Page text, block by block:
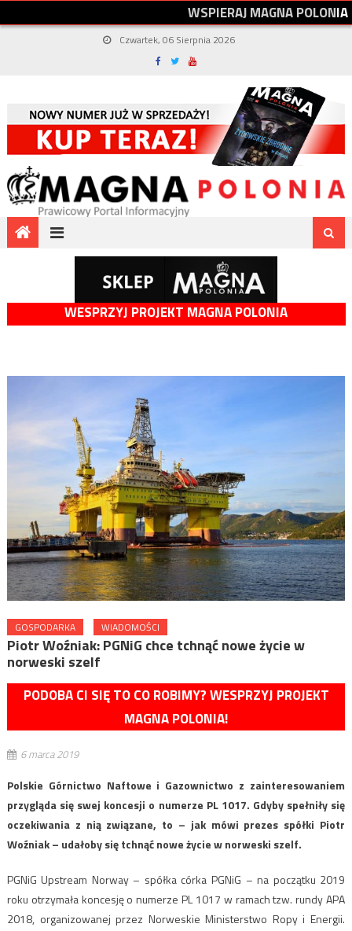
WSPIERAJMAGNAPOLONIA
Czwartek, 06 Sierpnia 2026
WESPRZYJ PROJEKT MAGNA POLONIA
GOSPODARKA WIADOMOŚCI
Piotr Woźniak: PGNiG chce tchnąć nowe życie w
norweski szelf
PODOBA CI SIĘ TO CO ROBIMY? WESPRZYJ PROJEKT
MAGNA POLONIA!
6 marca 2019
Polskie Górnictwo Naftowe i Gazownictwo z zainteresowaniem
przygląda się swej koncesji o numerze PL 1017. Gdyby spełniły się
oczekiwania z nią związane, to – jak mówi prezes spółki Piotr
Woźniak – udałoby się tchnąć nowe życie w norweski szelf.
PGNiG Upstream Norway – spółka córka PGNiG – na początku 2019
roku otrzymała koncesję o numerze PL 1017 w ramach tzw. rundy APA
2018, organizowanej przez Norweskie Ministerstwo Ropy i Energii.